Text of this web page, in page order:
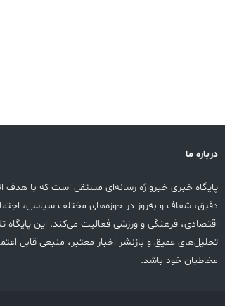
درباره ما
پایگاه خبری خبرواژه رسانه‌ای مستقل است که با هدف
دقیق، شفاف و به‌روز در حوزه‌های مختلف سیاسی،
اقتصادی، فرهنگی و ورزشی فعالیت می‌کند. این پایگاه
تحلیل‌های عمیق و بازنشر اخبار معتبر، منبعی قابل
مخاطبان خود باشد.